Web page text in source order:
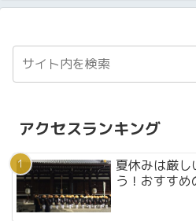
アクセスランキング
夏休みは厳
う！おすす